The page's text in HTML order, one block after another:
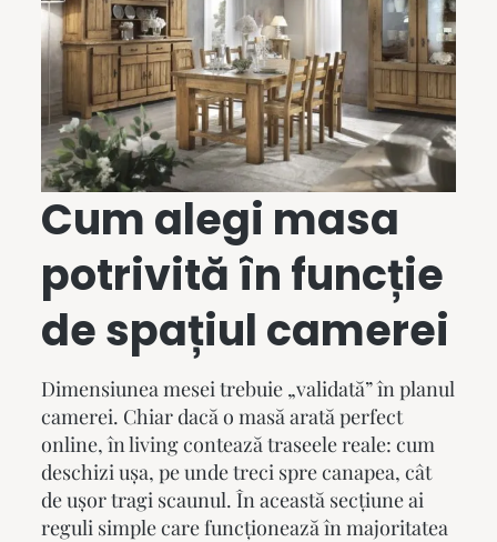
Cum alegi masa
potrivită în funcție
de spațiul camerei
Dimensiunea mesei trebuie „validată” în planul
camerei. Chiar dacă o masă arată perfect
online, în living contează traseele reale: cum
deschizi ușa, pe unde treci spre canapea, cât
de ușor tragi scaunul. În această secțiune ai
reguli simple care funcționează în majoritatea